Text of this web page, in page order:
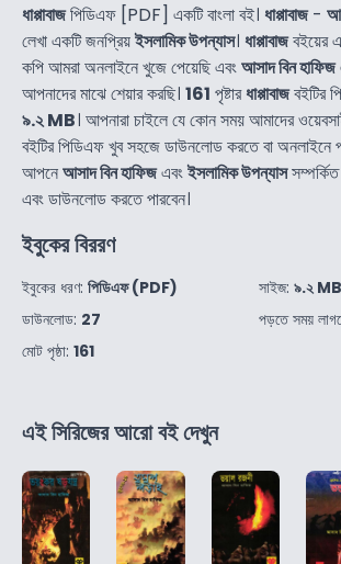
ধাপ্পাবাজপিডিএফ [PDF] একটি বাংলা বই। ধাপ্পাবাজ-
লেখা একটি জনপ্রিয়ইসলামিক উপন্যাস। ধাপ্পাবাজবইয়ের
কপি আমরা অনলাইনে খুজে পেয়েছি এবংআসাদ বিন হাফিজ
আপনাদের মাঝে শেয়ার করছি। 161 পৃষ্টারধাপ্পাবাজবইটির
৯.২ MB। আপনারা চাইলে যে কোন সময় আমাদের
বইটির পিডিএফ খুব সহজে ডাউনলোড করতে বা অনলাইনে
আপনেআসাদ বিন হাফিজএবংইসলামিক উপন্যাস
এবং ডাউনলোড করতে পারবেন।
ইবুকের বিররণ
ইবুকের ধরণ: পিডিএফ (PDF)
ডাউনলোড: 27
মোট পৃষ্ঠা: 161
সাইজ: ৯.২ MB
পড়তে সময়
এই সিরিজের আরো বই দেখুন